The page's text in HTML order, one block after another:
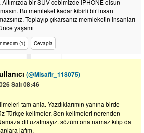
Bu memleket kadar kibirli bir insan
Toplayıp çıkarsanız memleketin insanları
yaşamı
(1) Cevapla
(@Misafir_118075)
Salı 08:46
tam anla. Yazdıklarımın yanına birde
Türkçe kelimeler. Sen kelimeleri nerenden
dil uzatmayız. sözüm ona namaz kılıp da
lafım.